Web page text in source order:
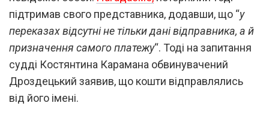
підтримав свого представника, додавши, що “у
переказах відсутні не тільки дані відправника, а й
призначення самого платежу“. Тоді на запитання
судді Костянтина Карамана обвинувачений
Дроздецький заявив, що кошти відправлялись
від його імені.